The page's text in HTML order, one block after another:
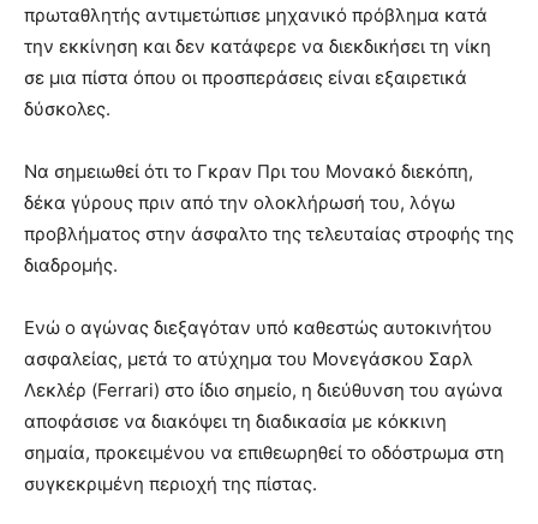
πρωταθλητής αντιμετώπισε μηχανικό πρόβλημα κατά
την εκκίνηση και δεν κατάφερε να διεκδικήσει τη νίκη
σε μια πίστα όπου οι προσπεράσεις είναι εξαιρετικά
δύσκολες.
Να σημειωθεί ότι το Γκραν Πρι του Μονακό διεκόπη,
δέκα γύρους πριν από την ολοκλήρωσή του, λόγω
προβλήματος στην άσφαλτο της τελευταίας στροφής της
διαδρομής.
Ενώ ο αγώνας διεξαγόταν υπό καθεστώς αυτοκινήτου
ασφαλείας, μετά το ατύχημα του Μονεγάσκου Σαρλ
Λεκλέρ (Ferrari) στο ίδιο σημείο, η διεύθυνση του αγώνα
αποφάσισε να διακόψει τη διαδικασία με κόκκινη
σημαία, προκειμένου να επιθεωρηθεί το οδόστρωμα στη
συγκεκριμένη περιοχή της πίστας.